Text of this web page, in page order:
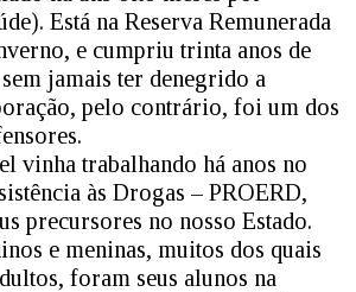
Está na Reserva Remunerada
e cumpriu trinta anos de
jamais ter denegrido a
pelo contrário, foi um dos
vinha trabalhando há anos no
às Drogas – PROERD,
precursores no nosso Estado.
e meninas, muitos dos quais
foram seus alunos na